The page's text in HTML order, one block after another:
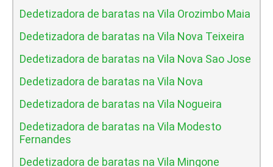
Dedetizadora de baratas na Vila Orozimbo Maia
Dedetizadora de baratas na Vila Nova Teixeira
Dedetizadora de baratas na Vila Nova Sao Jose
Dedetizadora de baratas na Vila Nova
Dedetizadora de baratas na Vila Nogueira
Dedetizadora de baratas na Vila Modesto
Fernandes
Dedetizadora de baratas na Vila Mingone